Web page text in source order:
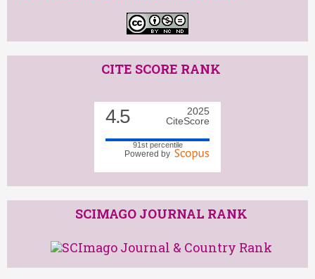
CITE SCORE RANK
4.5
2025
CiteScore
91st percentile
Powered by
SCIMAGO JOURNAL RANK